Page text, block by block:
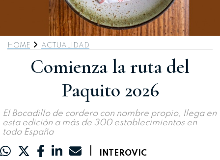
HOME ACTUALIDAD
Comienza la ruta del
Paquito 2026
El Bocadillo de cordero con nombre propio, llega en
esta edición a más de 300 establecimientos en
toda España
INTEROVIC